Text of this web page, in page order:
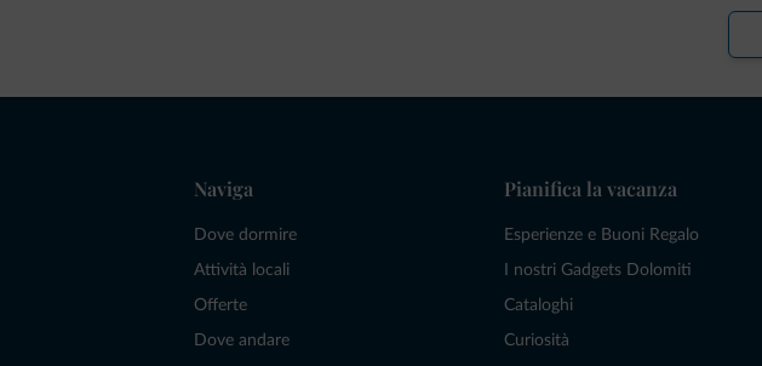
Naviga
Dove dormire
Attività locali
Offerte
Dove andare
Pianifica la vacanza
Esperienze e Buoni Regalo
I nostri Gadgets Dolomiti
Cataloghi
Curiosità